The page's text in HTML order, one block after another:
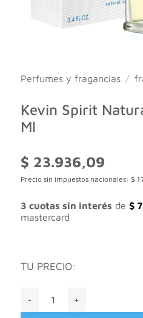
Perfumes y fragancias /
Kevin Spirit
Ml
$ 23.936,09
Precio sin impuestos nacionales: $
3 cuotas sin interés de $
mastercard
TU PRECIO: